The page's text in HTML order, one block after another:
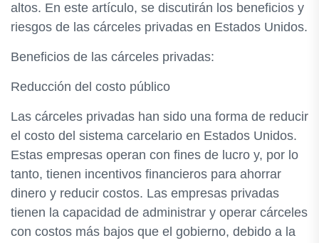
altos. En este artículo, se discutirán los beneficios y
riesgos de las cárceles privadas en Estados Unidos.
Beneficios de las cárceles privadas:
Reducción del costo público
Las cárceles privadas han sido una forma de reducir
el costo del sistema carcelario en Estados Unidos.
Estas empresas operan con fines de lucro y, por lo
tanto, tienen incentivos financieros para ahorrar
dinero y reducir costos. Las empresas privadas
tienen la capacidad de administrar y operar cárceles
con costos más bajos que el gobierno, debido a la